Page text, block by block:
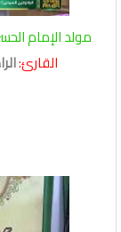
مولد الإمام الحسن عليه
القارئ: